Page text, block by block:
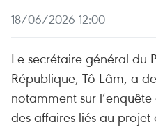
18/06/2026 12:00
Le secrétaire général du
République, Tô Lâm, a
notamment sur
des affaires liés au